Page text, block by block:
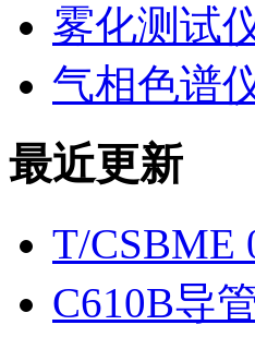
雾化测试
气相色谱
最近更新
T/CSBME
C610B导